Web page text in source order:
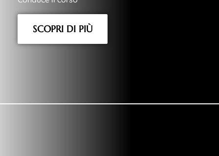
SCOPRI DI PIÙ